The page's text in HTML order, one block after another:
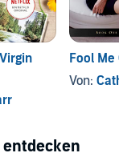
Fool Me
Von: